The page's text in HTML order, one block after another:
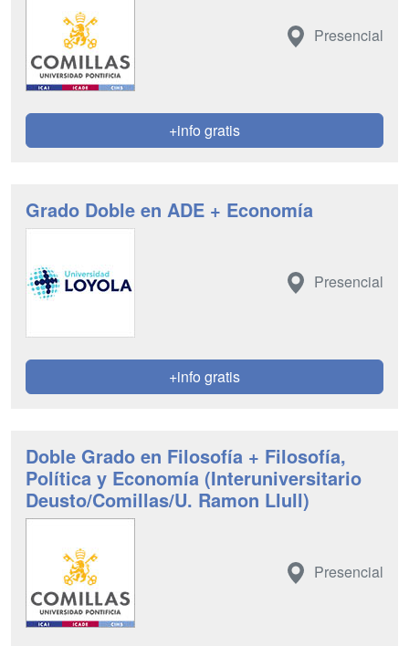
Presencial
+info gratis
Grado Doble en ADE + Economía
Presencial
+info gratis
Doble Grado en Filosofía + Filosofía,
Política y Economía (Interuniversitario
Deusto/Comillas/U. Ramon Llull)
Presencial